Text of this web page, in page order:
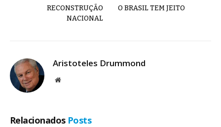
RECONSTRUÇÃO
NACIONAL
O BRASIL TEM JEITO
Aristoteles Drummond
Site
Relacionados Posts